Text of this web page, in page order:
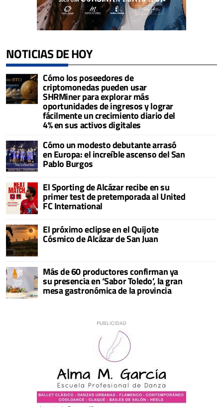
NOTICIAS DE HOY
Cómo los poseedores de
criptomonedas pueden usar
SHRMiner para explorar más
oportunidades de ingresos y lograr
fácilmente un crecimiento diario del
4% en sus activos digitales
Cómo un modesto debutante arrasó
en Europa: el increíble ascenso del San
Pablo Burgos
El Sporting de Alcázar recibe en su
primer test de pretemporada al United
FC International
El próximo eclipse en el Quijote
Cósmico de Alcázar de San Juan
Más de 60 productores confirman ya
su presencia en ‘Sabor Toledo’, la gran
mesa gastronómica de la provincia